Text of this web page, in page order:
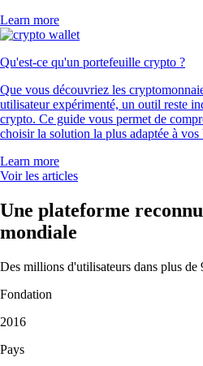
Learn more
Qu'est-ce qu'un portefeuille crypto ?
Que vous découvriez les
utilisateur expérimenté, un outil reste
crypto. Ce guide vous permet de
choisir la solution la plus adaptée à vos
Learn more
Voir les articles
Une plateforme
mondiale
Des millions d'utilisateurs dans plus de
Fondation
2016
Pays